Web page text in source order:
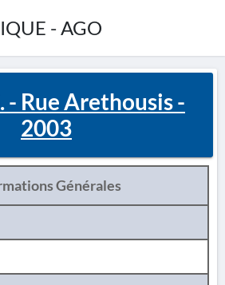
- AGO
- Rue Arethousis -
2003
Générales